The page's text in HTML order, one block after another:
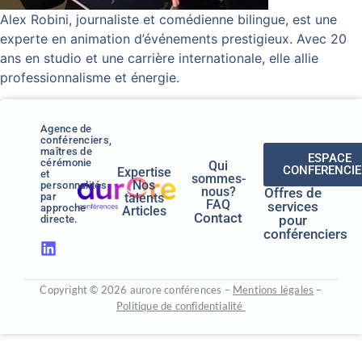
Alex Robini, journaliste et comédienne bilingue, est une
experte en animation d’événements prestigieux. Avec 20
ans en studio et une carrière internationale, elle allie
professionnalisme et énergie.
Agence de
conférenciers,
maîtres de
cérémonie
et
personnalités
par
approche
directe.
Expertise
Nos
talents
Articles
Qui
sommes-
nous?
FAQ
Contact
Offres de
services
pour
conférenciers
ESPACE
Copyright © 2026 aurore conférences – Mentions légales –
Politique de confidentialité